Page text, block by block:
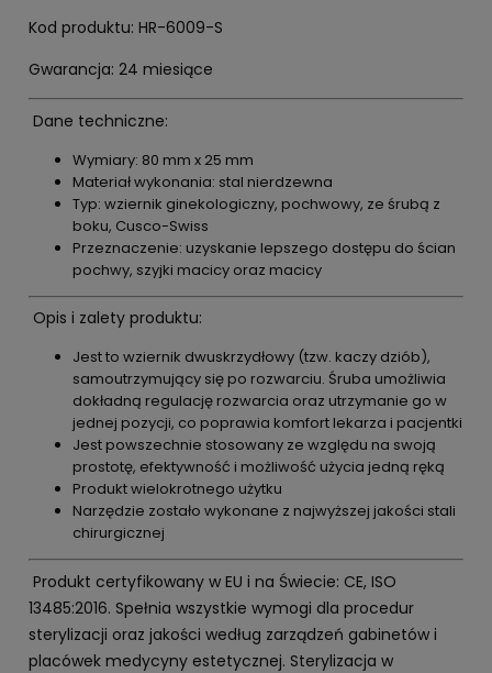
Kod produktu: HR-6009-S
Gwarancja: 24 miesiące
Dane techniczne:
Wymiary: 80 mm x 25 mm
Materiał wykonania: stal nierdzewna
Typ: wziernik ginekologiczny, pochwowy, ze śrubą z
boku, Cusco-Swiss
Przeznaczenie: uzyskanie lepszego dostępu do ścian
pochwy, szyjki macicy oraz macicy
Opis i zalety produktu:
Jest to wziernik dwuskrzydłowy (tzw. kaczy dziób),
samoutrzymujący się po rozwarciu. Śruba umożliwia
dokładną regulację rozwarcia oraz utrzymanie go w
jednej pozycji, co poprawia komfort lekarza i pacjentki
Jest powszechnie stosowany ze względu na swoją
prostotę, efektywność i możliwość użycia jedną ręką
Produkt wielokrotnego użytku
Narzędzie zostało wykonane z najwyższej jakości stali
chirurgicznej
Produkt certyfikowany w EU i na Świecie: CE, ISO
13485:2016. Spełnia wszystkie wymogi dla procedur
sterylizacji oraz jakości według zarządzeń gabinetów i
placówek medycyny estetycznej. Sterylizacja w